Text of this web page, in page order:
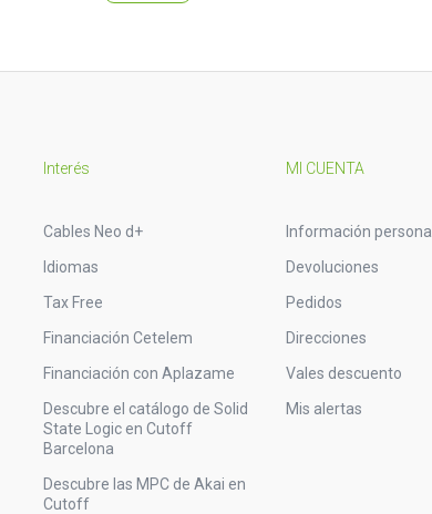
Interés
Cables Neo d+
Idiomas
Tax Free
Financiación Cetelem
Financiación con Aplazame
Descubre el catálogo de Solid
State Logic en Cutoff
Barcelona
Descubre las MPC de Akai en
Cutoff
MI CUENTA
Información personal
Devoluciones
Pedidos
Direcciones
Vales descuento
Mis alertas